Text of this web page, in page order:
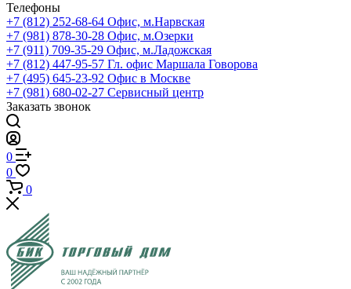
Телефоны
+7 (812) 252-68-64 Офис, м.Нарвская
+7 (981) 878-30-28 Офис, м.Озерки
+7 (911) 709-35-29 Офис, м.Ладожская
+7 (812) 447-95-57 Гл. офис Маршала Говорова
+7 (495) 645-23-92 Офис в Москве
+7 (981) 680-02-27 Сервисный центр
Заказать звонок
0
0
0